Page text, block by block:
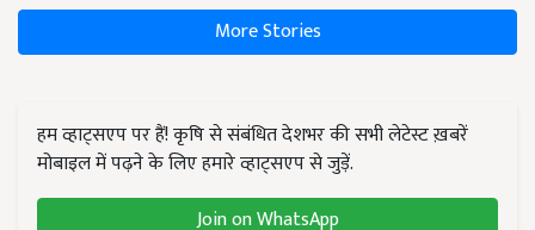
More Stories
हम व्हाट्सएप पर हैं! कृषि से संबंधित देशभर की सभी लेटेस्ट ख़बरें
मोबाइल में पढ़ने के लिए हमारे व्हाट्सएप से जुड़ें.
Join on WhatsApp